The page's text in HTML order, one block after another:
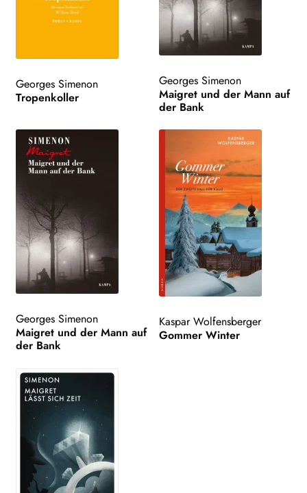
Georges Simenon
Tropenkoller
Georges Simenon
Maigret und der Mann auf
der Bank
Georges Simenon
Maigret und der Mann auf
der Bank
Kaspar Wolfensberger
Gommer Winter